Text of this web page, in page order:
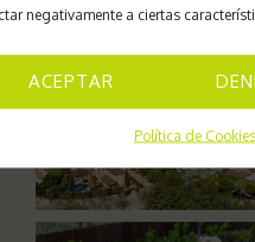
negativamente a ciertas
ACEPTAR
Política de Cookies